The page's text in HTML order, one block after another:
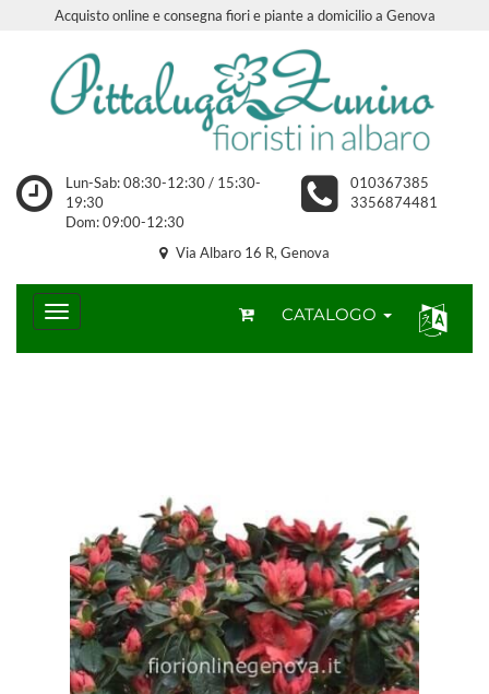
Acquisto online e consegna fiori e piante a domicilio a Genova
Lun-Sab: 08:30-12:30 / 15:30-
19:30
Dom: 09:00-12:30
010367385
3356874481
Via Albaro 16 R, Genova
CATALOGO